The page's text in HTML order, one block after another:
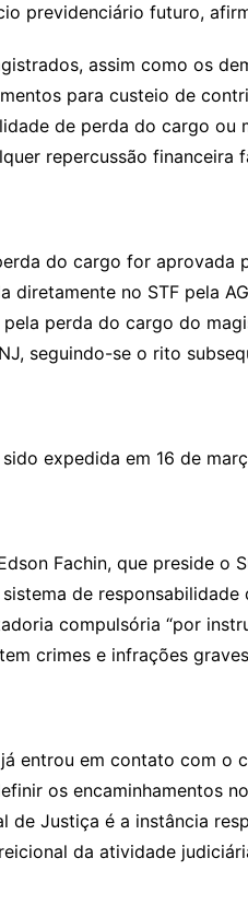
previdenciário futuro,
assim como os
para custeio de
de perda do cargo ou
repercussão financeira
do cargo for aprovada
diretamente no STF pela
perda do cargo do
seguindo-se o rito
expedida em 16 de
Fachin, que preside o
de
compulsória “por
crimes e infrações
entrou em contato com o
os encaminhamentos
de Justiça é a instância
da atividade